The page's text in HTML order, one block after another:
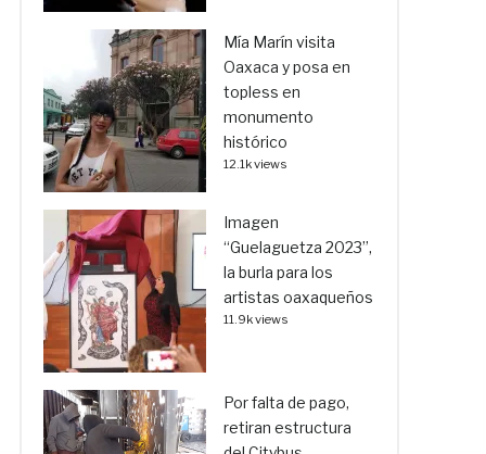
Mía Marín visita
Oaxaca y posa en
topless en
monumento
histórico
12.1k views
Imagen
“Guelaguetza 2023”,
la burla para los
artistas oaxaqueños
11.9k views
Por falta de pago,
retiran estructura